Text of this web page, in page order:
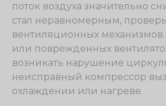
поток воздуха значительно
стал неравномерным,
вентиляционных
или поврежденных
возникать нарушение
неисправный компрессор
охлаждении или нагреве.